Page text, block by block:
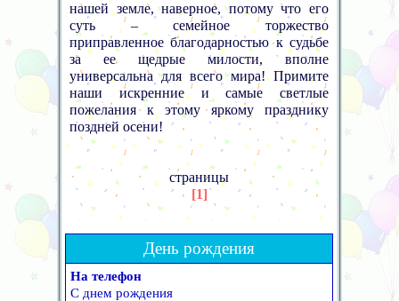
нашей земле, наверное, потому что его
суть – семейное торжество
приправленное благодарностью к судьбе
за ее щедрые милости, вполне
универсальна для всего мира! Примите
наши искренние и самые светлые
пожелания к этому яркому празднику
поздней осени!
страницы
[1]
День рождения
На телефон
С днем рождения